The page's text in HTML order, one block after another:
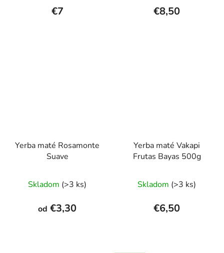
produktu
€7
produktu
je
€8,50
Yerba maté Rosamonte
Suave
Skladom (>3 ks)
od €3,30
Yerba maté Vakapi
Frutas Bayas 500g
hodnotenie
produktu
je
Skladom (>3 ks)
€6,50